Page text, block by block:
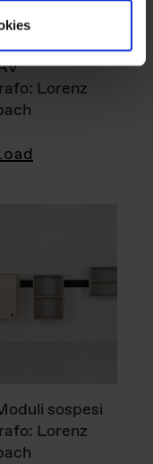
Lorenz
sospesi
Lorenz